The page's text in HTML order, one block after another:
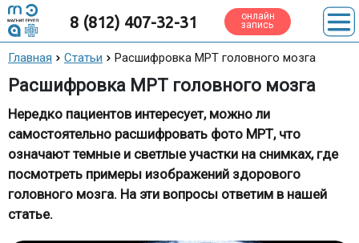
8 (812) 407-32-31 онлайн
запись
Главная Статьи Расшифровка МРТ головного мозга
Расшифровка МРТ головного мозга
Нередко пациентов интересует, можно ли
самостоятельно расшифровать фото МРТ, что
означают темные и светлые участки на снимках, где
посмотреть примеры изображений здорового
головного мозга. На эти вопросы ответим в нашей
статье.